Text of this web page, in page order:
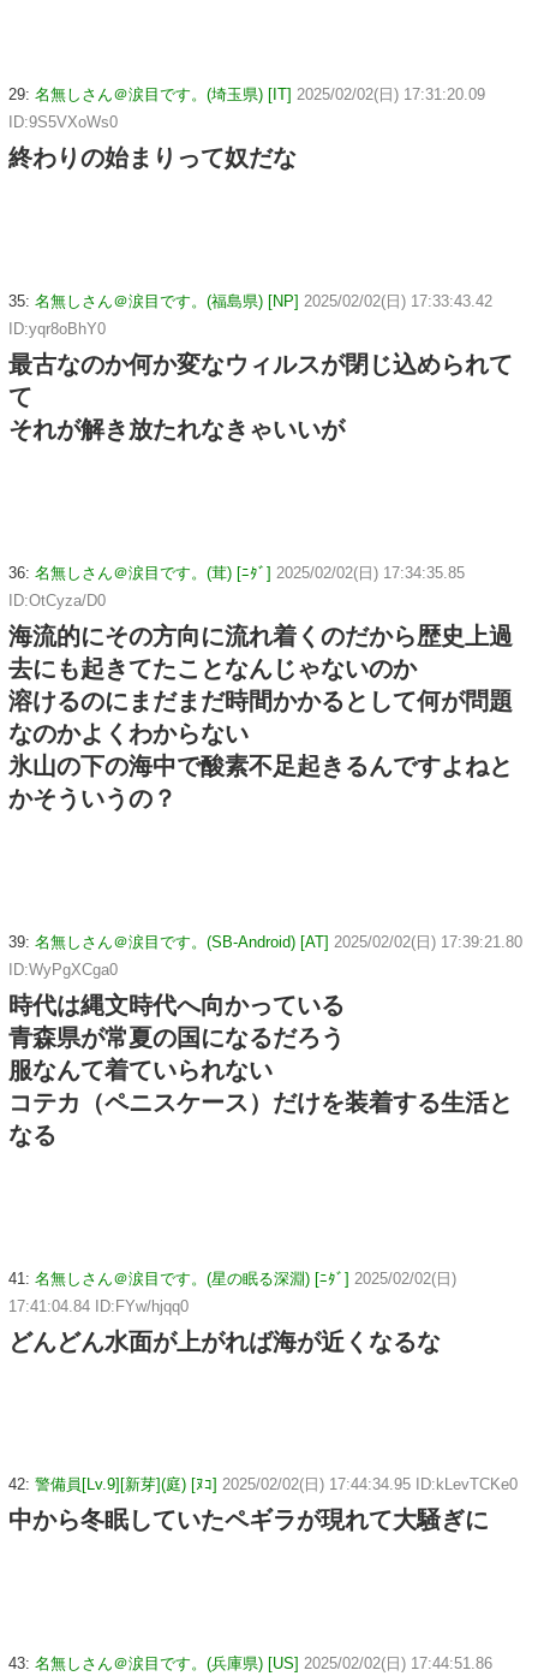
29: 名無しさん＠涙目です。(埼玉県) [IT] 2025/02/02(日) 17:31:20.09
ID:9S5VXoWs0
終わりの始まりって奴だな
35: 名無しさん＠涙目です。(福島県) [NP] 2025/02/02(日) 17:33:43.42
ID:yqr8oBhY0
最古なのか何か変なウィルスが閉じ込められて
て
それが解き放たれなきゃいいが
36: 名無しさん＠涙目です。(茸) [ﾆﾀﾞ] 2025/02/02(日) 17:34:35.85
ID:OtCyza/D0
海流的にその方向に流れ着くのだから歴史上過
去にも起きてたことなんじゃないのか
溶けるのにまだまだ時間かかるとして何が問題
なのかよくわからない
氷山の下の海中で酸素不足起きるんですよねと
かそういうの？
39: 名無しさん＠涙目です。(SB-Android) [AT] 2025/02/02(日) 17:39:21.80
ID:WyPgXCga0
時代は縄文時代へ向かっている
青森県が常夏の国になるだろう
服なんて着ていられない
コテカ（ペニスケース）だけを装着する生活と
なる
41: 名無しさん＠涙目です。(星の眠る深淵) [ﾆﾀﾞ] 2025/02/02(日)
17:41:04.84 ID:FYw/hjqq0
どんどん水面が上がれば海が近くなるな
42: 警備員[Lv.9][新芽](庭) [ﾇｺ] 2025/02/02(日) 17:44:34.95 ID:kLevTCKe0
中から冬眠していたペギラが現れて大騒ぎに
43: 名無しさん＠涙目です。(兵庫県) [US] 2025/02/02(日) 17:44:51.86